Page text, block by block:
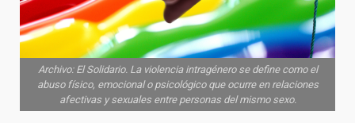
Archivo: El Solidario. La violencia intragénero se define como el
abuso físico, emocional o psicológico que ocurre en relaciones
afectivas y sexuales entre personas del mismo sexo.